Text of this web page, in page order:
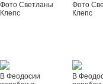
Фото Светланы
Клепс
Фото
Клепс
В Феодосии
В